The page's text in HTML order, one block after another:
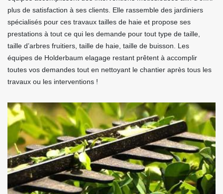
plus de satisfaction à ses clients. Elle rassemble des jardiniers
spécialisés pour ces travaux tailles de haie et propose ses
prestations à tout ce qui les demande pour tout type de taille,
taille d’arbres fruitiers, taille de haie, taille de buisson. Les
équipes de Holderbaum elagage restant prêtent à accomplir
toutes vos demandes tout en nettoyant le chantier après tous les
travaux ou les interventions !